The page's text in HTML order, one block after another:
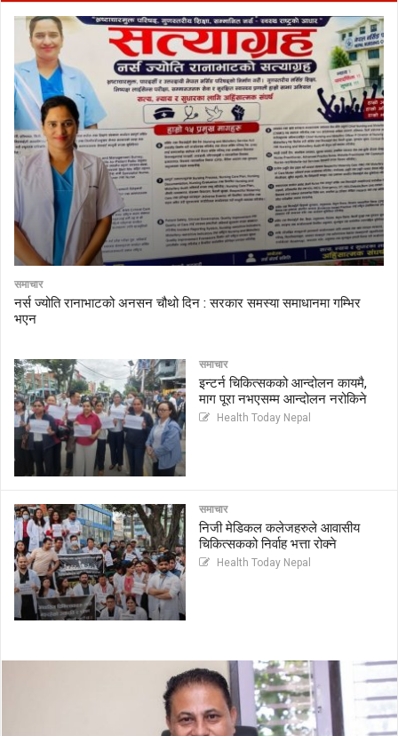
समाचार
नर्स ज्योति रानाभाटको अनसन चौथो दिन : सरकार समस्या समाधानमा गम्भिर
भएन
समाचार
इन्टर्न चिकित्सकको आन्दोलन कायमै,
माग पूरा नभएसम्म आन्दोलन नरोकिने
Health Today Nepal
समाचार
निजी मेडिकल कलेजहरुले आवासीय
चिकित्सकको निर्वाह भत्ता रोक्ने
Health Today Nepal